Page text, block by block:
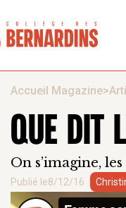
Accueil Magazine>
QUE DIT
On s’imagine,
Publié le8/12/16